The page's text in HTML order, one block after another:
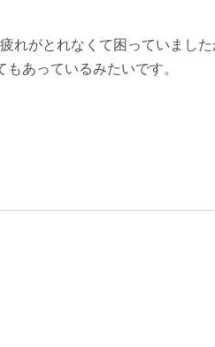
れがとれなくて困っていまし
あっているみたいです。